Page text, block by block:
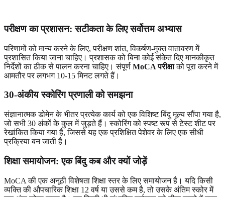
परीक्षण का प्रशासन: सटीकता के लिए सर्वोत्तम अभ्यास
परिणामों को मान्य करने के लिए, परीक्षण शांत, विकर्षण-मुक्त वातावरण में
प्रशासित किया जाना चाहिए। प्रशासक को बिना कोई संकेत दिए मानकीकृत
निर्देशों का ठीक से पालन करना चाहिए। संपूर्ण MoCA परीक्षाको पूरा करने में
आमतौर पर लगभग 10-15 मिनट लगते हैं।
30-अंकीय स्कोरिंग प्रणाली को समझना
संज्ञानात्मक डोमेन के भीतर प्रत्येक कार्य को एक विशिष्ट बिंदु मूल्य सौंपा गया है,
जो सभी 30 अंकों के कुल में जुड़ते हैं। स्कोरिंग को स्पष्ट रूप से टेस्ट शीट पर
रेखांकित किया गया है, जिससे यह एक प्रशिक्षित पेशेवर के लिए एक सीधी
प्रक्रिया बन जाती है।
शिक्षा समायोजन: एक बिंदु कब और क्यों जोड़ें
MoCA की एक अनूठी विशेषता शिक्षा स्तर के लिए समायोजन है। यदि किसी
व्यक्ति की औपचारिक शिक्षा 12 वर्ष या उससे कम है, तो उसके अंतिम स्कोर में